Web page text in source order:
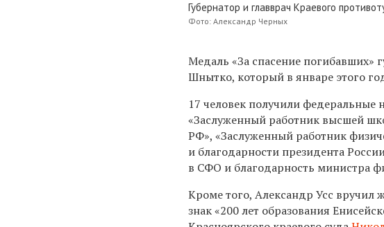
Губернатор и главврач Краевого
Фото: Александр Черных
Медаль «За спасение погибавших»
Шнытко, который в январе этого
17 человек получили федеральные
«Заслуженный работник высшей
РФ», «Заслуженный работник
и благодарности президента
в СФО и благодарность министра
Кроме того, Александр Усс
знак «200 лет образования